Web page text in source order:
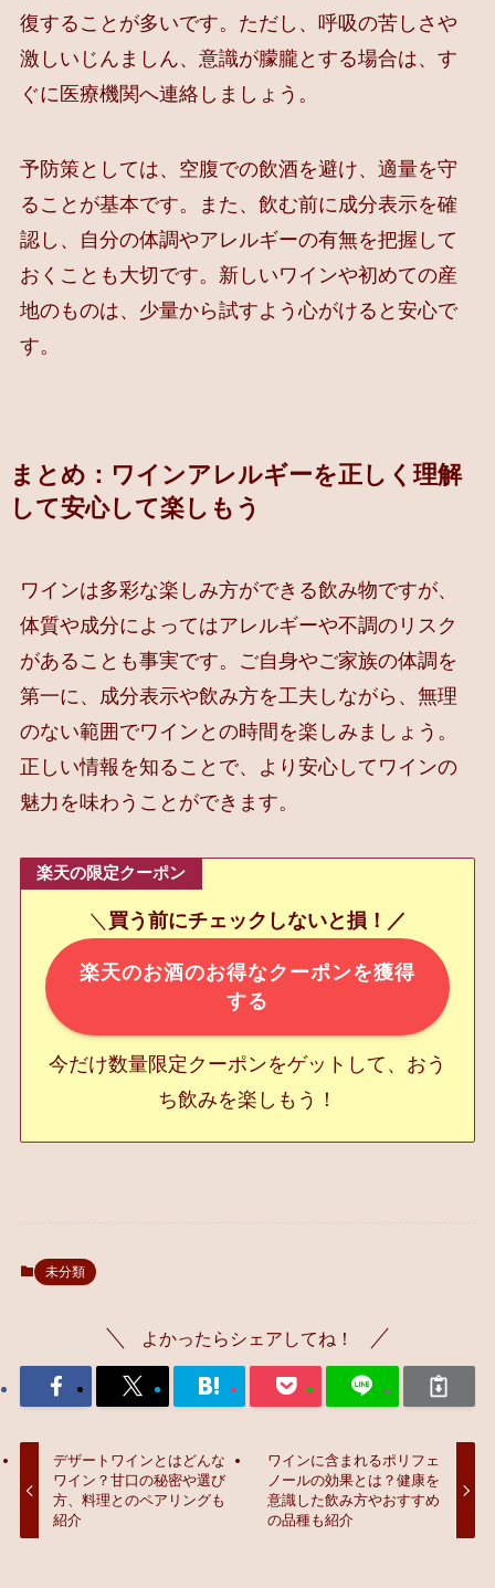
復することが多いです。ただし、呼吸の苦しさや
激しいじんましん、意識が朦朧とする場合は、す
ぐに医療機関へ連絡しましょう。
予防策としては、空腹での飲酒を避け、適量を守
ることが基本です。また、飲む前に成分表示を確
認し、自分の体調やアレルギーの有無を把握して
おくことも大切です。新しいワインや初めての産
地のものは、少量から試すよう心がけると安心で
す。
まとめ：ワインアレルギーを正しく理解
して安心して楽しもう
ワインは多彩な楽しみ方ができる飲み物ですが、
体質や成分によってはアレルギーや不調のリスク
があることも事実です。ご自身やご家族の体調を
第一に、成分表示や飲み方を工夫しながら、無理
のない範囲でワインとの時間を楽しみましょう。
正しい情報を知ることで、より安心してワインの
魅力を味わうことができます。
楽天の限定クーポン
＼ 買う前にチェックしないと損！／
楽天のお酒のお得なクーポンを獲得
する
今だけ数量限定クーポンをゲットして、おう
ち飲みを楽しもう！
未分類
よかったらシェアしてね！
デザートワインとはどんな
ワイン？甘口の秘密や選び
方、料理とのペアリングも
紹介
ワインに含まれるポリフェ
ノールの効果とは？健康を
意識した飲み方やおすすめ
の品種も紹介